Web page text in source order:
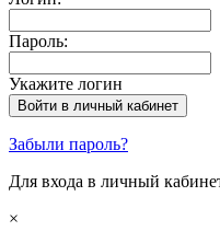
Пароль:
Укажите логин
Забыли пароль?
Для входа в личный
×